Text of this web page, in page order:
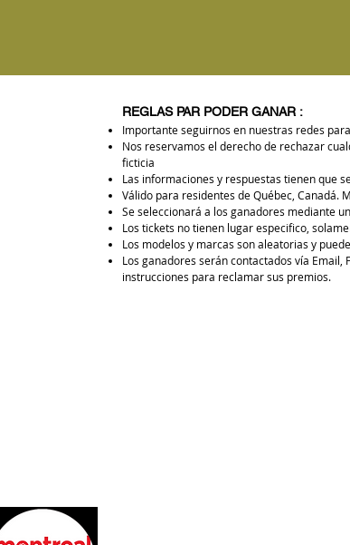
REGLAS PAR PODER GANAR :
Importante seguirnos en nuestras redes
Nos reservamos el derecho de rechazar
ficticia
Las informaciones y respuestas tienen que
Válido para residentes de Québec, Canadá.
Se seleccionará a los ganadores mediante
Los tickets no tienen lugar especifico,
Los modelos y marcas son aleatorias y
Los ganadores serán contactados vía Email,
instrucciones para reclamar sus premios.